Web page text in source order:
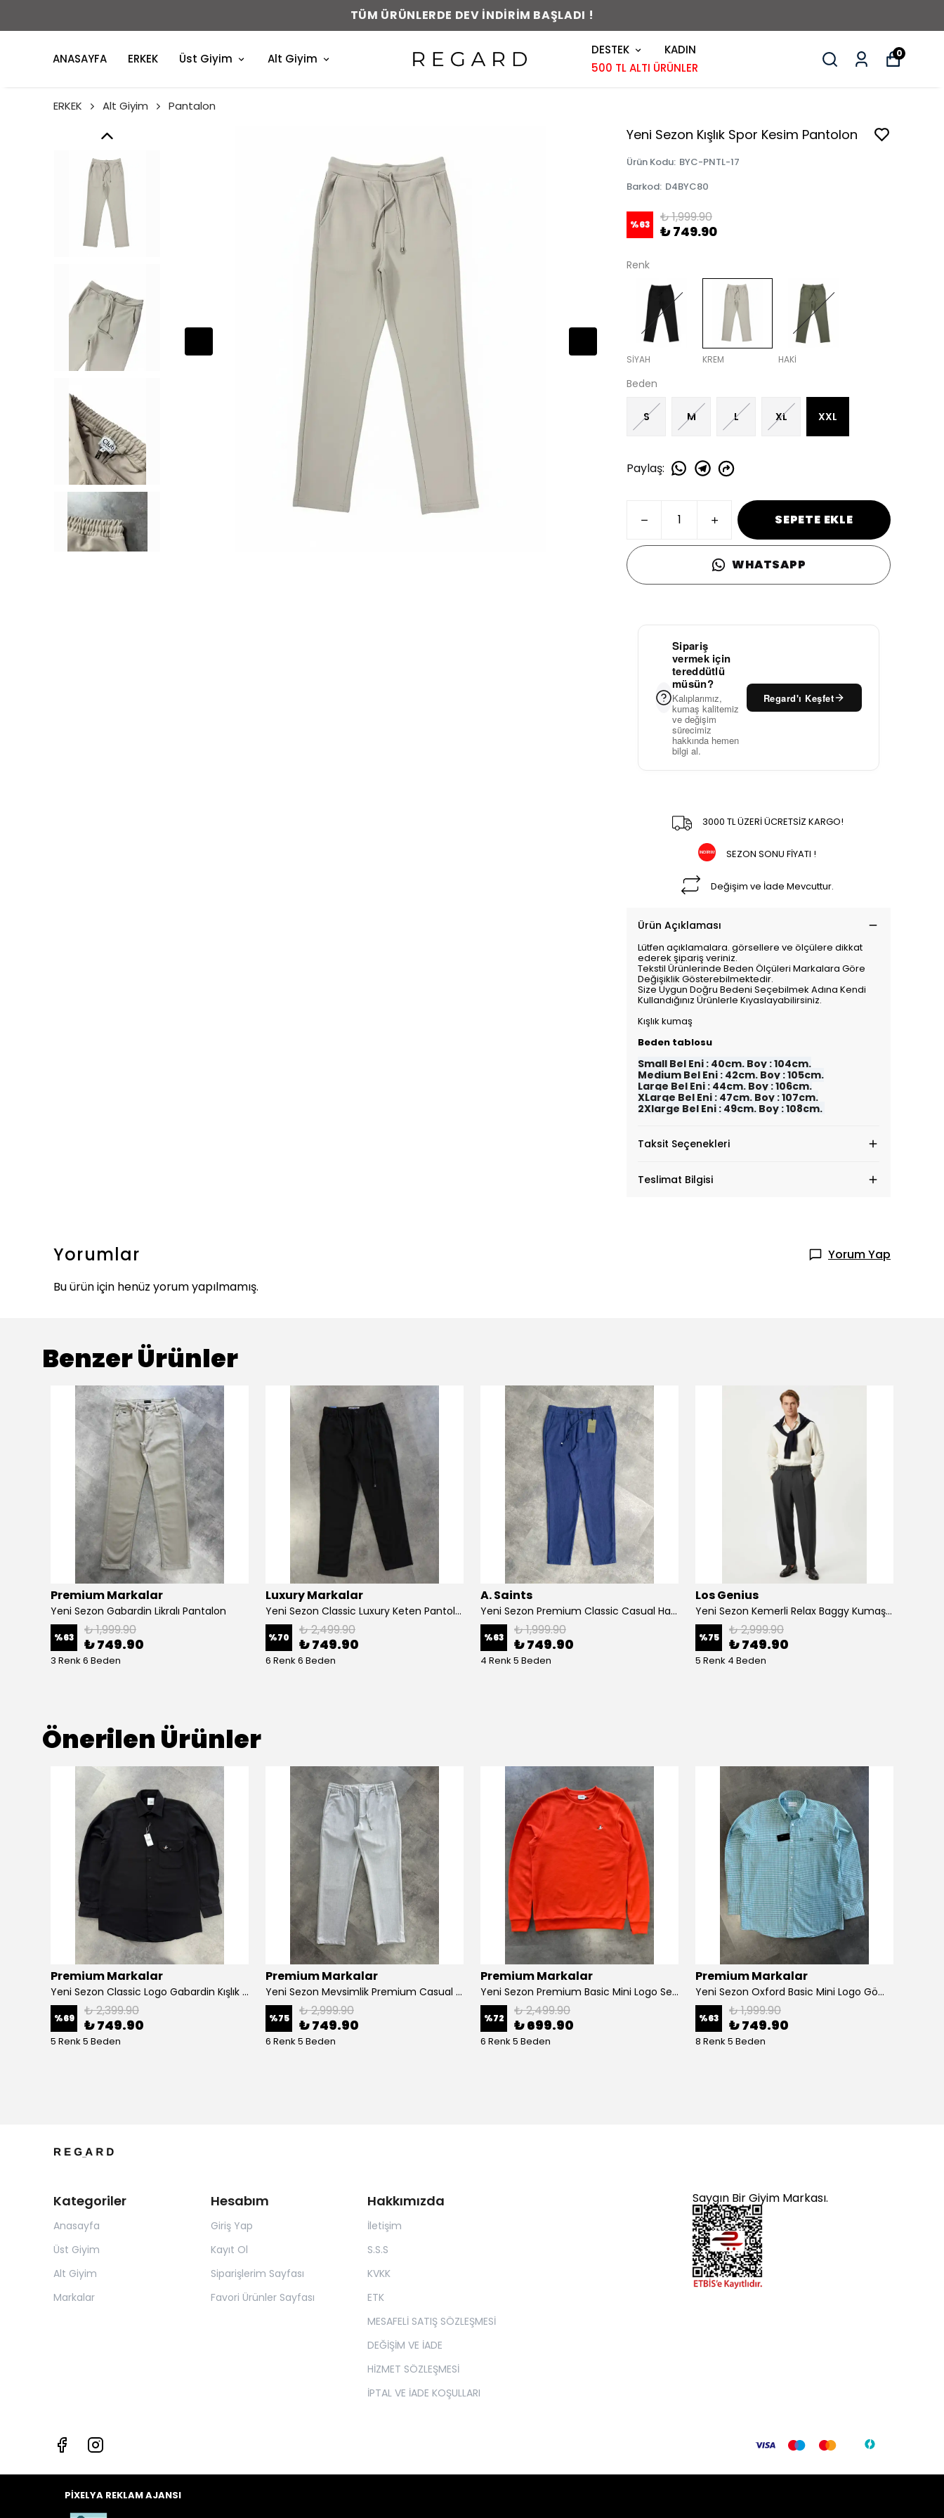
0-48 SAAT İÇERİSİNDE KARGODA !
ANASAYFA ERKEK Üst Giyim Alt Giyim
DESTEK
KADIN
500 TL ALTI ÜRÜNLER
0
ERKEK Alt Giyim Pantalon
Yeni Sezon Kışlık Spor Kesim Pantolon
Ürün Kodu: BYC-PNTL-17
Barkod: D4BYC80
%63 ₺ 1,999.90
₺ 749.90
Renk
SİYAH KREM HAKİ
Beden
S M L XL XXL
Paylaş:
SEPETE EKLE
WHATSAPP
Sipariş
vermek için
tereddütlü
müsün?
Kalıplarımız,
kumaş kalitemiz
ve değişim
sürecimiz
hakkında hemen
bilgi al.
Regard'ı Keşfet
3000 TL ÜZERİ ÜCRETSİZ KARGO!
SEZON SONU FİYATI !
Değişim ve İade Mevcuttur.
Ürün Açıklaması
Lütfen açıklamalara. görsellere ve ölçülere dikkat
ederek şipariş veriniz.
Tekstil Ürünlerinde Beden Ölçüleri Markalara Göre
Değişiklik Gösterebilmektedir.
Size Uygun Doğru Bedeni Seçebilmek Adına Kendi
Kullandığınız Ürünlerle Kıyaslayabilirsiniz.
Kışlık kumaş
Beden tablosu
Small Bel Eni : 40cm. Boy : 104cm.
Medium Bel Eni : 42cm. Boy : 105cm.
Large Bel Eni : 44cm. Boy : 106cm.
XLarge Bel Eni : 47cm. Boy : 107cm.
2Xlarge Bel Eni : 49cm. Boy : 108cm.
Taksit Seçenekleri
Teslimat Bilgisi
Yorumlar
Yorum Yap
Bu ürün için henüz yorum yapılmamış.
Benzer Ürünler
Premium Markalar
Yeni Sezon Gabardin Likralı Pantalon
%63 ₺ 1,999.90
₺ 749.90
3 Renk 6 Beden
Luxury Markalar
Yeni Sezon Classic Luxury Keten Pantolon
%70 ₺ 2,499.90
₺ 749.90
6 Renk 6 Beden
A. Saints
Yeni Sezon Premium Classic Casual Ham Keten Pantolon
%63 ₺ 1,999.90
₺ 749.90
4 Renk 5 Beden
Los Genius
Yeni Sezon Kemerli Relax Baggy Kumaş Pantalon
%75 ₺ 2,999.90
₺ 749.90
5 Renk 4 Beden
Önerilen Ürünler
Premium Markalar
Yeni Sezon Classic Logo Gabardin Kışlık Gömlek
%69 ₺ 2,399.90
₺ 749.90
5 Renk 5 Beden
Premium Markalar
Yeni Sezon Mevsimlik Premium Casual Kumaş Pantalon
%75 ₺ 2,999.90
₺ 749.90
6 Renk 5 Beden
Premium Markalar
Yeni Sezon Premium Basic Mini Logo Selanik Sweatshirt
%72 ₺ 2,499.90
₺ 699.90
6 Renk 5 Beden
Premium Markalar
Yeni Sezon Oxford Basic Mini Logo Gömlek
%63 ₺ 1,999.90
₺ 749.90
8 Renk 5 Beden
Kategoriler
Anasayfa
Üst Giyim
Alt Giyim
Markalar
Hesabım
Giriş Yap
Kayıt Ol
Siparişlerim Sayfası
Favori Ürünler Sayfası
Hakkımızda
İletişim
S.S.S
KVKK
ETK
MESAFELİ SATIŞ SÖZLEŞMESİ
DEĞİŞİM VE İADE
HİZMET SÖZLEŞMESİ
İPTAL VE İADE KOŞULLARI
Saygın Bir Giyim Markası.
PİXELYA REKLAM AJANSI